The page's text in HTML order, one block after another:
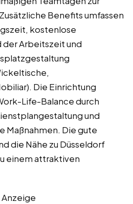
Benefits umfassen
kostenlose
Arbeitszeit und
Die Einrichtung
Life-Balance durch
und
Maßnahmen. Die gute
die Nähe zu Düsseldorf
einem attraktiven
Anzeige